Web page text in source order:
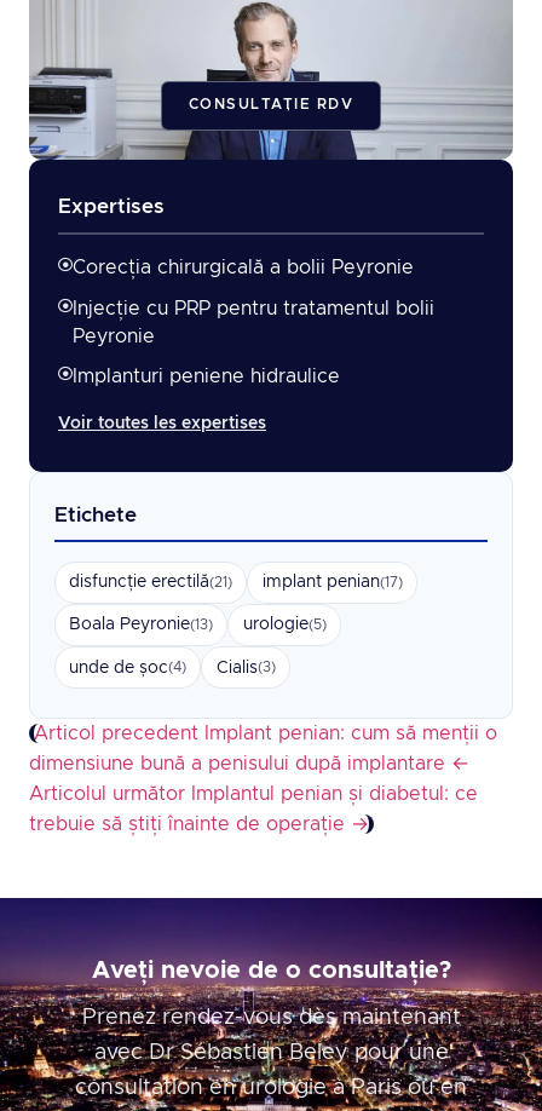
CONSULTAȚIE RDV
Expertises
Corecția chirurgicală a bolii Peyronie
Injecție cu PRP pentru tratamentul bolii
Peyronie
Implanturi peniene hidraulice
Voir toutes les expertises
Etichete
disfuncție erectilă(21) implant penian(17)
Boala Peyronie(13) urologie(5)
unde de șoc(4) Cialis(3)
Articol precedent
Implant penian: cum să menții o
dimensiune bună a penisului după implantare ←
Articolul următor
Implantul penian și diabetul: ce
trebuie să știți înainte de operație →
Aveți nevoie de o consultație?
Prenez rendez-vous dès maintenant
avec Dr Sébastien Beley pour une
consultation en urologie à Paris ou en